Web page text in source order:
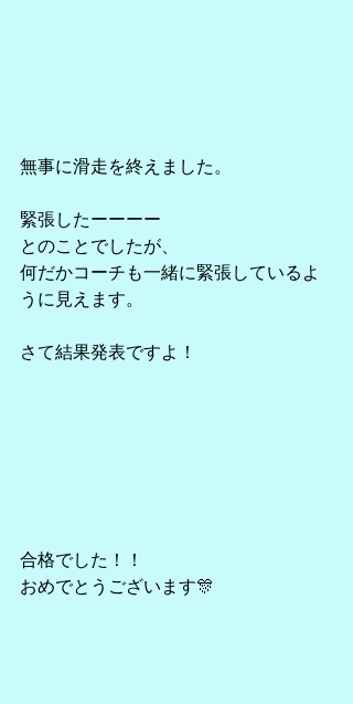
無事に滑走を終えました。
緊張したーーーー
とのことでしたが、
何だかコーチも一緒に緊張しているよ
うに見えます。
さて結果発表ですよ！
合格でした！！
おめでとうございます🎊